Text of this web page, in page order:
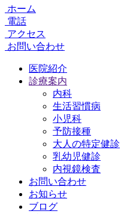
ホーム
電話
アクセス
お問い合わせ
医院紹介
診療案内
内科
生活習慣病
小児科
予防接種
大人の特定健診
乳幼児健診
内視鏡検査
お問い合わせ
お知らせ
ブログ